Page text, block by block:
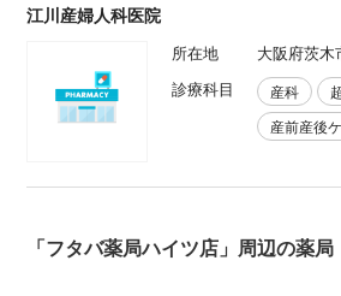
江川産婦人科医院
所在地
大阪府茨木
診療科目
産科
産前産後
「フタバ薬局ハイツ店」周辺の薬局